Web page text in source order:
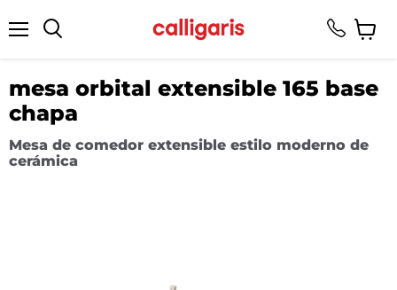
mesa orbital extensible 165 base
chapa
Mesa de comedor extensible estilo moderno de
cerámica